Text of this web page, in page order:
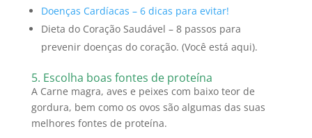
Doenças Cardíacas – 6 dicas para evitar!
Dieta do Coração Saudável – 8 passos para
prevenir doenças do coração. (Você está aqui).
5. Escolha boas fontes de proteína
A Carne magra, aves e peixes com baixo teor de
gordura, bem como os ovos são algumas das suas
melhores fontes de proteína.